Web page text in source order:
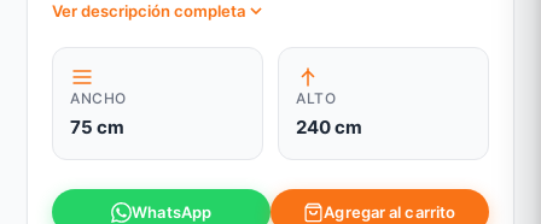
franjas de tela. Al cerrar completamente las franjas
de tela y llevar al mínimo la luminosidad, se
bloquea la visión al 100%
Ver descripción completa
ANCHO
75 cm
ALTO
240 cm
WhatsApp Agregar al carrito